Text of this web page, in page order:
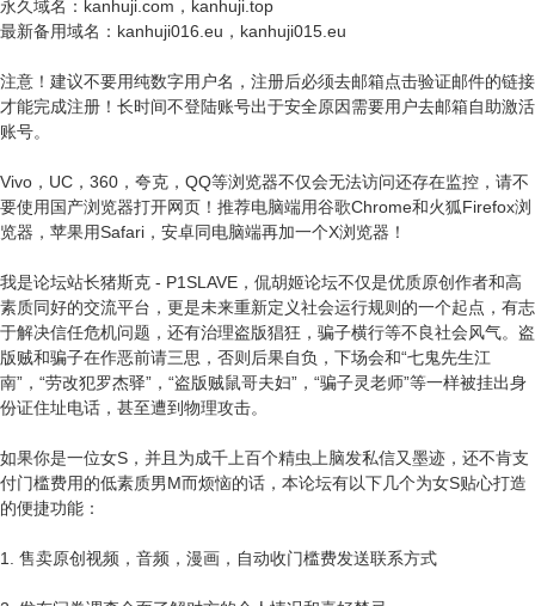
永久域名：kanhuji.com，kanhuji.top
最新备用域名：kanhuji016.eu，kanhuji015.eu
注意！建议不要用纯数字用户名，注册后必须去邮箱点击验证邮件的链接
才能完成注册！长时间不登陆账号出于安全原因需要用户去邮箱自助激活
账号。
Vivo，UC，360，夸克，QQ等浏览器不仅会无法访问还存在监控，请不
要使用国产浏览器打开网页！推荐电脑端用谷歌Chrome和火狐Firefox浏
览器，苹果用Safari，安卓同电脑端再加一个X浏览器！
我是论坛站长猪斯克 - P1SLAVE，侃胡姬论坛不仅是优质原创作者和高
素质同好的交流平台，更是未来重新定义社会运行规则的一个起点，有志
于解决信任危机问题，还有治理盗版猖狂，骗子横行等不良社会风气。盗
版贼和骗子在作恶前请三思，否则后果自负，下场会和“七鬼先生江
南”，“劳改犯罗杰驿”，“盗版贼鼠哥夫妇”，“骗子灵老师”等一样被挂出身
份证住址电话，甚至遭到物理攻击。
如果你是一位女S，并且为成千上百个精虫上脑发私信又墨迹，还不肯支
付门槛费用的低素质男M而烦恼的话，本论坛有以下几个为女S贴心打造
的便捷功能：
1. 售卖原创视频，音频，漫画，自动收门槛费发送联系方式